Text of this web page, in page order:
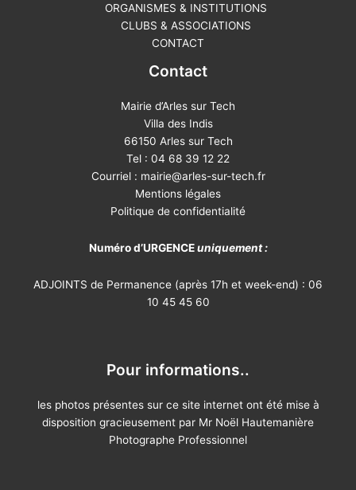
ORGANISMES & INSTITUTIONS
CLUBS & ASSOCIATIONS
CONTACT
Contact
Mairie d’Arles sur Tech
Villa des Indis
66150 Arles sur Tech
Tel : 04 68 39 12 22
Courriel : mairie@arles-sur-tech.fr
Mentions légales
Politique de confidentialité
Numéro d’URGENCEuniquement :
ADJOINTS de Permanence (après 17h et week-end) : 06
10 45 45 60
Pour informations..
les photos présentes sur ce site internet ont été mise à
disposition gracieusement par Mr Noël Hautemanière
Photographe Professionnel